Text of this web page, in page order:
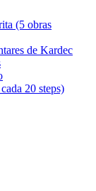
(5 obras
de Kardec
20 steps)